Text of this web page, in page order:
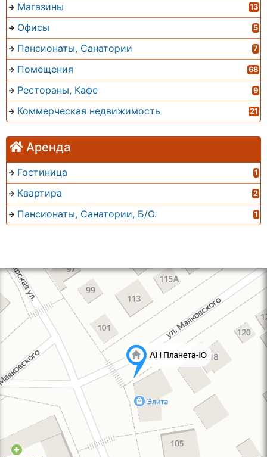
Магазины 13
Офисы 5
Пансионаты, Санатории 7
Помещения 68
Рестораны, Кафе 9
Коммерческая недвижимость 21
Аренда
Гостиница 1
Квартира 2
Пансионаты, Санатории, Б/О. 1